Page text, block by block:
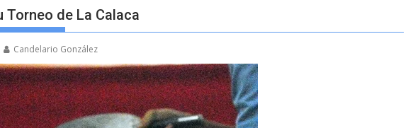
Torneo de La Calaca
Candelario González